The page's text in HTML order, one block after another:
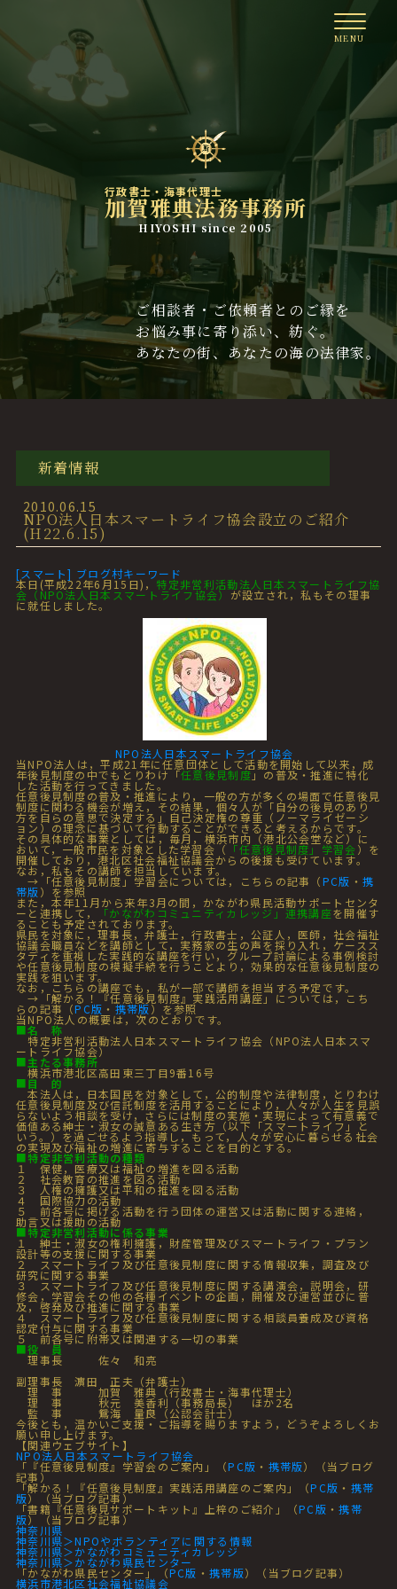
行政書士・海事代理士
加賀雅典法務事務所
HIYOSHI since 2005
ご相談者・ご依頼者とのご縁を
お悩み事に寄り添い、紡ぐ。
あなたの街、あなたの海の法律家。
新着情報
2010.06.15
NPO法人日本スマートライフ協会設立のご紹介
(H22.6.15)
[スマート] ブログ村キーワード
本日(平成22年6月15日)， 特定非営利活動法人日本スマートライフ協
会（NPO法人日本スマートライフ協会）が設立され，私もその理事
に就任しました。
NPO法人日本スマートライフ協会
当NPO法人は，平成21年に任意団体として活動を開始して以来，成
年後見制度の中でもとりわけ「任意後見制度」の普及・推進に特化
した活動を行ってきました。
任意後見制度の普及・推進により，一般の方が多くの場面で任意後見
制度に関わる機会が増え，その結果，個々人が「自分の後見のあり
方を自らの意思で決定する」自己決定権の尊重（ノーマライゼーシ
ョン）の理念に基づいて行動することができると考えるからです。
その具体的な事業としては，毎月，横浜市内（港北公会堂など）に
おいて，一般市民を対象とした学習会（ 「任意後見制度」学習会）を
開催しており，港北区社会福祉協議会からの後援も受けています。
なお，私もその講師を担当しています。
→「任意後見制度」学習会については，こちらの記事（PC版 ・ 携
帯版）を参照
また，本年11月から来年3月の間，かながわ県民活動サポートセンタ
ーと連携して，「かながわコミュニティカレッジ」連携講座を開催す
ることも予定されております。
県民を対象に，理事長，弁護士，行政書士，公証人，医師，社会福祉
協議会職員などを講師として，実務家の生の声を採り入れ，ケースス
タディを重視した実践的な講座を行い，グループ討論による事例検討
や任意後見制度の模擬手続を行うことより，効果的な任意後見制度の
実践を狙います。
なお，こちらの講座でも，私が一部で講師を担当する予定です。
→「解かる！『任意後見制度』実践活用講座」については，こち
らの記事（PC版 ・携帯版）を参照
当NPO法人の概要は，次のとおりです。
■名 称
特定非営利活動法人日本スマートライフ協会（NPO法人日本スマ
ートライフ協会）
■主たる事務所
横浜市港北区高田東三丁目9番16号
■目 的
本法人は，日本国民を対象として，公的制度や法律制度，とりわけ
任意後見制度及び信託制度を活用することにより，人々が人生を見誤
らないよう相談を受け，さらには制度の実施・実現によって有意義で
価値ある紳士・淑女の誠意ある生き方（以下「スマートライフ」と
いう。）を過ごせるよう指導し，もって，人々が安心に暮らせる社会
の実現及び福祉の増進に寄与することを目的とする。
■特定非営利活動の種類
１ 保健，医療又は福祉の増進を図る活動
２ 社会教育の推進を図る活動
３ 人権の擁護又は平和の推進を図る活動
４ 国際協力の活動
５ 前各号に掲げる活動を行う団体の運営又は活動に関する連絡，
助言又は援助の活動
■特定非営利活動に係る事業
１ 紳士・淑女の権利擁護，財産管理及びスマートライフ・プラン
設計等の支援に関する事業
２ スマートライフ及び任意後見制度に関する情報収集，調査及び
研究に関する事業
３ スマートライフ及び任意後見制度に関する講演会，説明会，研
修会，学習会その他の各種イベントの企画，開催及び運営並びに普
及，啓発及び推進に関する事業
４ スマートライフ及び任意後見制度に関する相談員養成及び資格
認定付与に関する事業
５ 前各号に附帯又は関連する一切の事業
■役 員
理事長 佐々 和亮
副理事長 濵田 正夫（弁護士）
理 事 加賀 雅典（行政書士・海事代理士）
理 事 秋元 美香利（事務局長） ほか2名
監 事 鴛海 量良（公認会計士）
今後とも，温かいご支援・ご指導を賜りますよう，どうぞよろしくお
願い申し上げます。
【関連ウェブサイト】
NPO法人日本スマートライフ協会
「『任意後見制度』学習会のご案内」（PC版 ・ 携帯版）（当ブログ
記事）
「解かる！『任意後見制度』実践活用講座のご案内」（PC版 ・ 携帯
版）（当ブログ記事）
「書籍『任意後見サポートキット』上梓のご紹介」（PC版 ・携帯
版）（当ブログ記事）
神奈川県
神奈川県＞NPOやボランティアに関する情報
神奈川県＞かながわコミュニティカレッジ
神奈川県＞かながわ県民センター
「かながわ県民センター」（PC版 ・携帯版）（当ブログ記事）
横浜市港北区社会福祉協議会